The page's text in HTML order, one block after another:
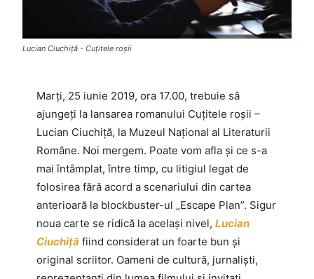
Lucian Ciuchiță - Cuțitele roșii
Marți, 25 iunie 2019, ora 17.00, trebuie să
ajungeți la lansarea romanului Cuțitele roșii –
Lucian Ciuchiță, la Muzeul Național al Literaturii
Române. Noi mergem. Poate vom afla și ce s-a
mai întâmplat, între timp, cu litigiul legat de
folosirea fără acord a scenariului din cartea
anterioară la blockbuster-ul „Escape Plan”. Sigur
noua carte se ridică la același nivel, Lucian
Ciuchiță fiind considerat un foarte bun și
original scriitor. Oameni de cultură, jurnaliști,